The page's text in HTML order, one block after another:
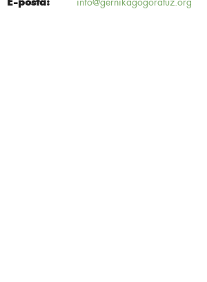
E-posta: info@gernikagogoratuz.org